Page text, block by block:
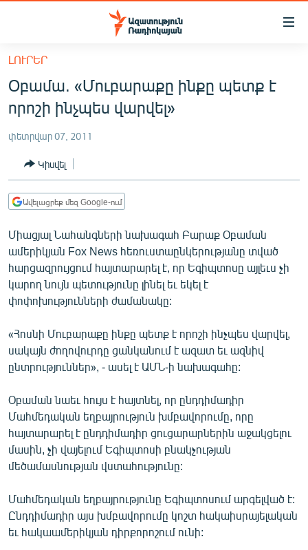
Մատչելիության
հիմնական
բովանդակությանը
հիմնական
մենյուին
ՀԱՅԱՍՏԱՆ
ՔԱՂԱՔԱԿԱՆ
ԸՆՏՐՈՒԹՅՈՒՆՆԵՐ 2026
ԻՐԱՎՈՒՆՔ
ՀԱՍԱՐԱԿՈՒԹՅՈՒՆ
ՂԱՐԱԲԱՂ
ՊԱՏԵՐԱԶՄԻ 6 ՇԱԲԱԹՆԵՐԸ
ՏԱՐԱԾԱՇՐՋԱՆ
ՄՇԱԿՈՒՅԹ
ՍՊՈՐՏ
ՄԵԿՆԱԲԱՆՈՒԹՅՈՒՆ
ՏՏ ԵՒ ԻՆՏԵՐՆԵՏ
ԿՈՐՈՆԱՎԻՐՈՒՍ
ԱՐԽԻՎ
ՏԵՍԱՆՅՈՒԹԵՐ
ԲԱՆԱՎԵՃ
ՁԳՏԵԼՈՎ ԼԱՎԱԳՈՒՅՆԻՆ
ԼՈՒՐԵՐ
Օբամա. «Մուբարաքը ինքը պետք է
որոշի ինչպես վարվել»
փետրվար 07, 2011
Կիսվել
Ավելացրեք մեզ Google-ում
Միացյալ Նահանգների նախագահ Բարաք Օբաման
ամերիկյան Fox News հեռուստաընկերությանը տված
հարցազրույցում հայտարարել է, որ Եգիպտոսը այլեւս չի
կարող նույն պետությունը լինել եւ եկել է
փոփոխությունների ժամանակը:
«Հոսնի Մուբարաքը ինքը պետք է որոշի ինչպես վարվել,
սակայն ժողովուրդը ցանկանում է ազատ եւ ազնիվ
ընտրություններ», - ասել է ԱՄՆ-ի նախագահը:
Օբաման նաեւ հույս է հայտնել, որ ընդդիմադիր
Մահմեդական եղբայրություն խմբավորումը, որը
հայտարարել է ընդդիմադիր ցուցարարներին աջակցելու
մասին, չի վայելում Եգիպտոսի բնակչության
մեծամասնության վստահությունը:
Մահմեդական եղբայրությունը Եգիպտոսում արգելված է:
Ընդդիմադիր այս խմբավորումը կոշտ հակաիսրայելական
եւ հակաամերիկյան դիրքորոշում ունի: